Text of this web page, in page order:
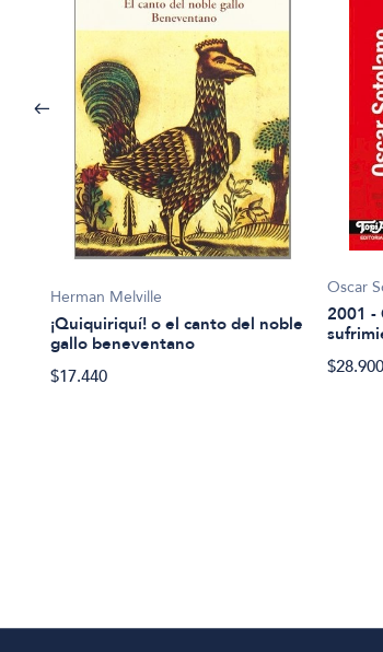
Herman Melville
¡Quiquiriquí! o el canto del noble
gallo beneventano
$17.440
Oscar
2001 -
$28.900